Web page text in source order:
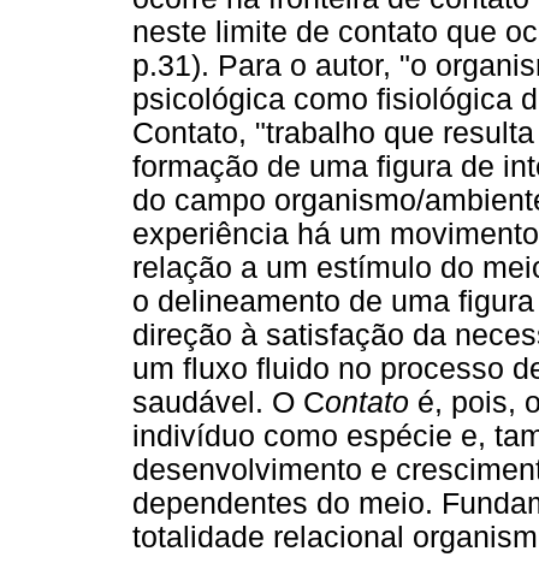
neste limite de contato que
p.31). Para o autor, "o
psicológica como fisiológica
Contato, "trabalho que
formação de uma figura de
do campo organismo/
experiência há um
relação a um estímulo do
o delineamento de uma
direção à satisfação da
um fluxo fluido no processo
saudável. O Contato é, pois,
indivíduo como espécie e,
desenvolvimento e
dependentes do meio.
totalidade relacional